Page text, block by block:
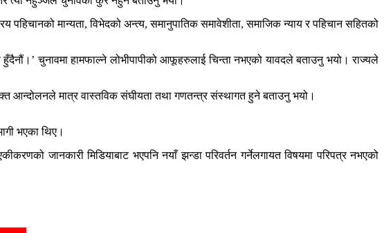
मान्यता, विभेदको अन्त्य, समानुपातिक समावेशीता, समाजिक न्याय र पहिचान सहितको
चुनावमा हामफाल्ने लोभीपापीको आफूहरुलाई चिन्ता नभएको यावदले बताउनु भयो। राज्यले
आन्दोलनले मात्र वास्तविक संघीयता तथा गणतन्त्र संस्थागत हुने बताउनु भयो।
भएका थिए।
जानकारी मिडियाबाट भएपनि नयाँ झन्डा परिवर्तन गर्नेलगायत विषयमा परिपत्र नभएको